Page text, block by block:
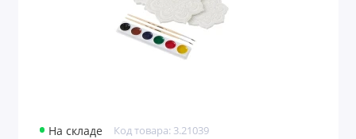
На складе Код товара: 3.21039